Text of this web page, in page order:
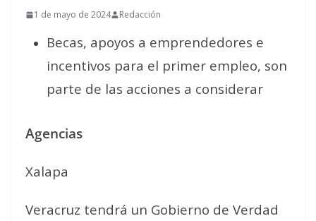
1 de mayo de 2024 Redacción
Becas, apoyos a emprendedores e
incentivos para el primer empleo, son
parte de las acciones a considerar
Agencias
Xalapa
Veracruz tendrá un Gobierno de Verdad